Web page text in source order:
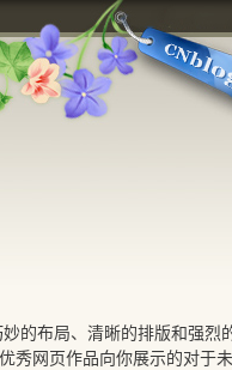
布局、清晰的排版和强烈的
秀网页作品向你展示的对于